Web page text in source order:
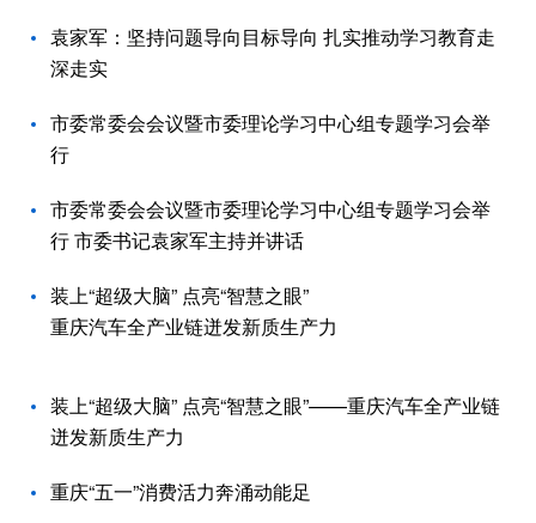
袁家军：坚持问题导向目标导向 扎实推动学习教育走
深走实
市委常委会会议暨市委理论学习中心组专题学习会举
行
市委常委会会议暨市委理论学习中心组专题学习会举
行 市委书记袁家军主持并讲话
装上“超级大脑” 点亮“智慧之眼”
重庆汽车全产业链迸发新质生产力
装上“超级大脑” 点亮“智慧之眼”——重庆汽车全产业链
迸发新质生产力
重庆“五一”消费活力奔涌动能足